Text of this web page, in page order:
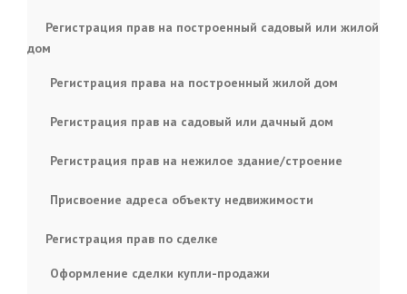
Регистрация прав на построенный садовый или жилой
дом
Регистрация права на построенный жилой дом
Регистрация прав на садовый или дачный дом
Регистрация прав на нежилое здание/строение
Присвоение адреса объекту недвижимости
Регистрация прав по сделке
Оформление сделки купли-продажи